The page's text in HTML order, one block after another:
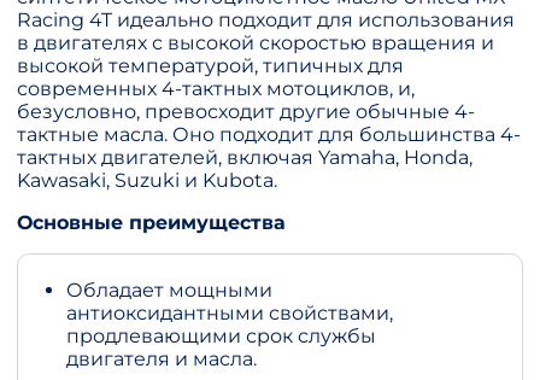
Racing 4T идеально подходит для использования
в двигателях с высокой скоростью вращения и
высокой температурой, типичных для
современных 4-тактных мотоциклов, и,
безусловно, превосходит другие обычные 4-
тактные масла. Оно подходит для большинства 4-
тактных двигателей, включая Yamaha, Honda,
Kawasaki, Suzuki и Kubota.
Основные преимущества
Обладает мощными
антиоксидантными свойствами,
продлевающими срок службы
двигателя и масла.